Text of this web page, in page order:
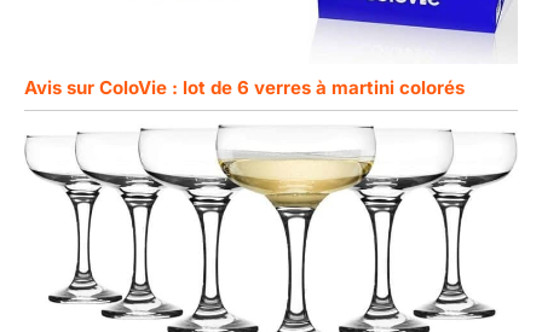
Avis sur ColoVie : lot de 6 verres à martini colorés